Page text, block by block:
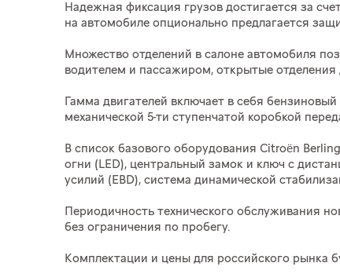
Надежная фиксация грузов достигается за
на автомобиле опционально предлагается
Множество отделений в салоне автомобиля
водителем и пассажиром, открытые
Гамма двигателей включает в себя
механической 5-ти ступенчатой коробкой
В список базового оборудования Citroën
огни (LED), центральный замок и ключ с
усилий (EBD), система динамической
Периодичность технического обслуживания
без ограничения по пробегу.
Комплектации и цены для российского рынка